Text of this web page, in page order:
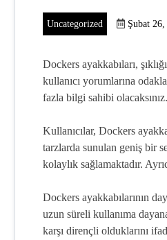
Uncategorized Şubat
Dockers ayakkabıları,
kullanıcı yorumlarına
fazla bilgi sahibi olacaksınız.
Kullanıcılar, Dockers
tarzlarda sunulan geniş bir
kolaylık sağlamaktadır.
Dockers ayakkabılarının
uzun süreli kullanıma
karşı dirençli olduklarını